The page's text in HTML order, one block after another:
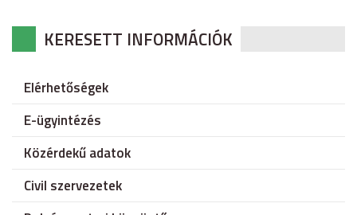
KERESETT INFORMÁCIÓK
Elérhetőségek
E-ügyintézés
Közérdekű adatok
Civil szervezetek